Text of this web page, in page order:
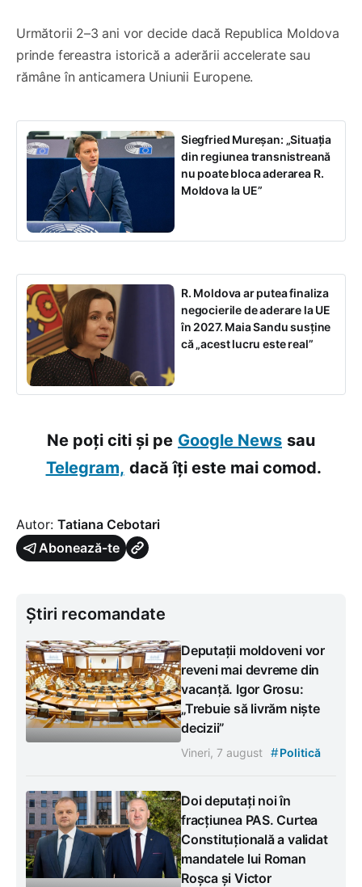
Următorii 2–3 ani vor decide dacă Republica Moldova
prinde fereastra istorică a aderării accelerate sau
rămâne în anticamera Uniunii Europene.
Siegfried Mureșan: „Situația
din regiunea transnistreană
nu poate bloca aderarea R.
Moldova la UE”
R. Moldova ar putea finaliza
negocierile de aderare la UE
în 2027. Maia Sandu susține
că „acest lucru este real”
Ne poți citi și pe Google News sau
Telegram, dacă îți este mai comod.
Autor: Tatiana Cebotari
Abonează-te
Știri recomandate
Deputații moldoveni vor
reveni mai devreme din
vacanță. Igor Grosu:
„Trebuie să livrăm niște
decizii”
Vineri, 7 august #Politică
Doi deputați noi în
fracțiunea PAS. Curtea
Constituțională a validat
mandatele lui Roman
Roșca și Victor